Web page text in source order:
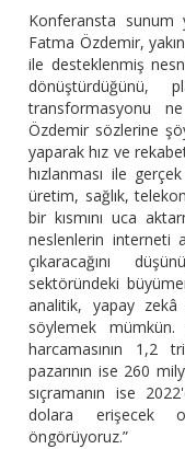
Konferansta sunum
Fatma Özdemir,
ile desteklenmiş
dönüştürdüğünü,
transformasyonu ne
Özdemir sözlerine
yaparak hız ve
hızlanması ile
üretim, sağlık,
bir kısmını uca
neslenlerin interneti
çıkaracağını
sektöründeki
analitik, yapay zekâ
söylemek
harcamasının 1,2
pazarının ise 260
sıçramanın ise
dolara erişecek
öngörüyoruz.”